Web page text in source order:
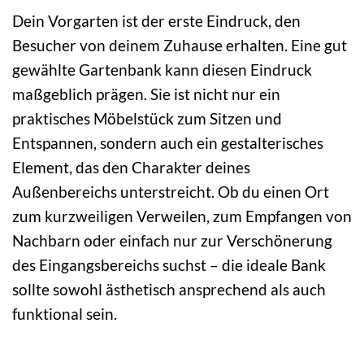
Dein Vorgarten ist der erste Eindruck, den
Besucher von deinem Zuhause erhalten. Eine gut
gewählte Gartenbank kann diesen Eindruck
maßgeblich prägen. Sie ist nicht nur ein
praktisches Möbelstück zum Sitzen und
Entspannen, sondern auch ein gestalterisches
Element, das den Charakter deines
Außenbereichs unterstreicht. Ob du einen Ort
zum kurzweiligen Verweilen, zum Empfangen von
Nachbarn oder einfach nur zur Verschönerung
des Eingangsbereichs suchst – die ideale Bank
sollte sowohl ästhetisch ansprechend als auch
funktional sein.